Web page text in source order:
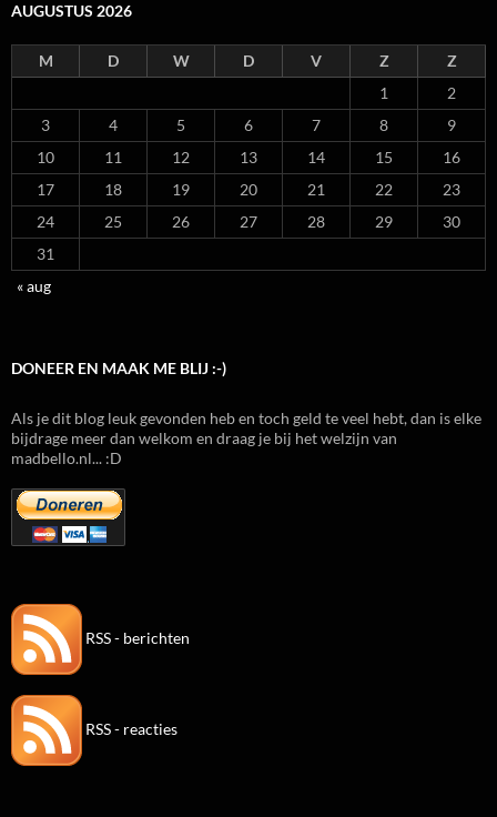
AUGUSTUS 2026
M D W D V Z
Z
1
2
3
4 5 6 7 8
9
10
11 12 13 14 15
16
17
18 19 20 21 22
23
24
25 26 27 28 29
30
31
« aug
DONEER EN MAAK ME BLIJ :-)
Als je dit blog leuk gevonden heb en toch geld te veel hebt, dan is elke
bijdrage meer dan welkom en draag je bij het welzijn van
madbello.nl... :D
RSS - berichten
RSS - reacties